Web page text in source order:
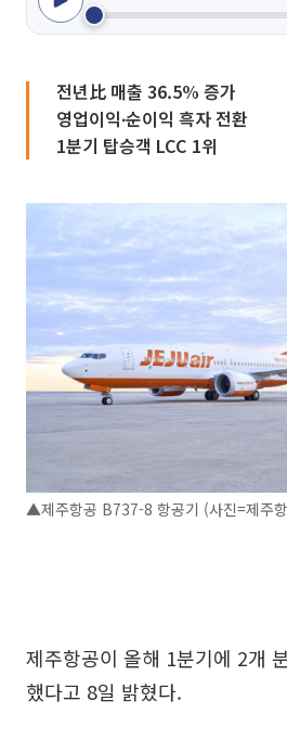
전년比 매출 36.5% 증가
영업이익∙순이익 흑자 전환
1분기 탑승객 LCC 1위
▲제주항공 B737-8 항공기 (사진=제주
제주항공이 올해 1분기에 2개
했다고 8일 밝혔다.